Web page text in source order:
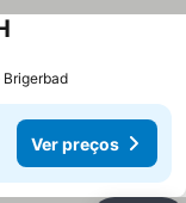
Brigerbad
Ver preços